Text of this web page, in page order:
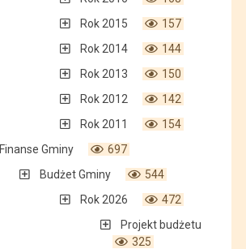
Rok 2015
157
Rok 2014
144
Rok 2013
150
Rok 2012
142
Rok 2011
154
Finanse Gminy
697
Budżet Gminy
544
Rok 2026
472
Projekt budżetu
325